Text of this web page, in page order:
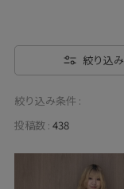
絞り込み
絞り込み条件 :
投稿数 : 438